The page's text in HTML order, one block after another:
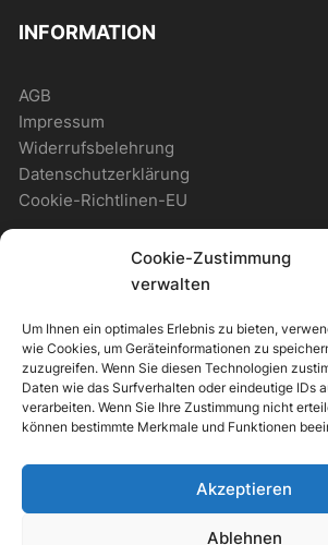
Cookie-Zustimmung
verwalten
Um Ihnen ein optimales Erlebnis zu bieten,
wie Cookies, um Geräteinformationen zu
zuzugreifen. Wenn Sie diesen Technologien
Daten wie das Surfverhalten oder eindeutige IDs
verarbeiten. Wenn Sie Ihre Zustimmung nicht
können bestimmte Merkmale und Funktionen
Akzeptieren
Ablehnen
INFORMATION
AGB
Impressum
Widerrufsbelehrung
Datenschutzerklärung
Cookie-Richtlinen-EU
WICHTIGES
Zahlungsmöglichkeiten
Versandmöglichkeiten
Newsletter
ALLGEMEIN